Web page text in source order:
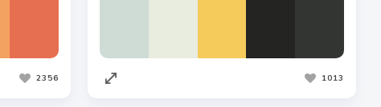
2356 1013